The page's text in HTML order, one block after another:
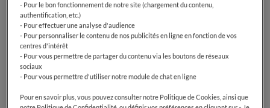
- Pour le bon fonctionnement de notre site (chargement du contenu,
authentification, etc.)
- Pour effectuer une analyse d'audience
- Pour personnaliser le contenu de nos publicités en ligne en fonction de vos
centres d'intérêt
- Pour vous permettre de partager du contenu via les boutons de réseaux
sociaux
- Pour vous permettre d'utiliser notre module de chat en ligne
Pour en savoir plus, vous pouvez consulter notre Politique de Cookies, ainsi que